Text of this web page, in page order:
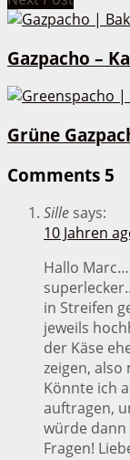
Gazpacho –
Grüne
Comments 5
Sille says:
10 Jahren
Hallo
in Streifen
jeweils
der Käse
zeigen,
Könnte ich
auftragen,
würde dann
Fragen!